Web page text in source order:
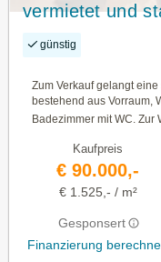
vermietet und
günstig
Zum Verkauf gelangt
bestehend aus Vorraum,
Badezimmer mit WC. Zur
Kaufpreis
€ 90.000,-
€ 1.525,- / m²
Gesponsert
Finanzierung